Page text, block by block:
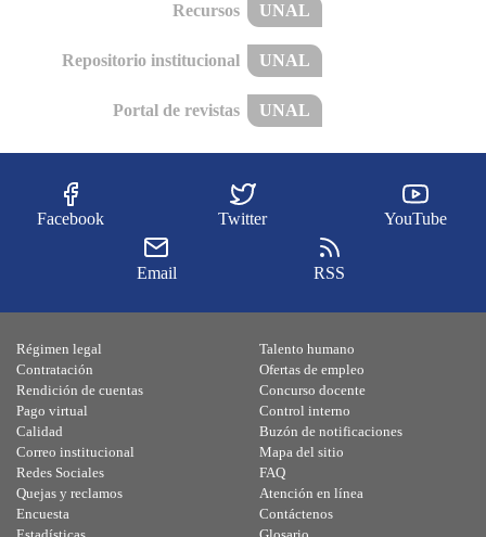
Recursos UNAL
Repositorio institucional UNAL
Portal de revistas UNAL
Facebook Twitter YouTube
Email RSS
Régimen legal
Contratación
Rendición de cuentas
Pago virtual
Calidad
Talento humano
Ofertas de empleo
Concurso docente
Control interno
Buzón de notificaciones
Correo institucional
Redes Sociales
Quejas y reclamos
Encuesta
Mapa del sitio
FAQ
Atención en línea
Contáctenos